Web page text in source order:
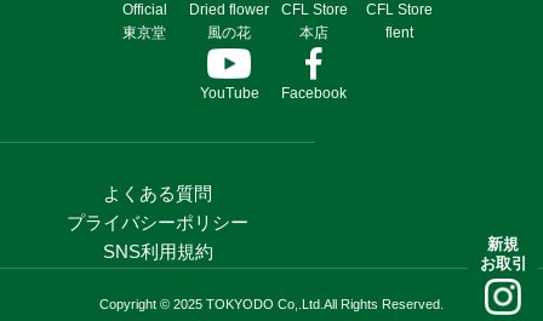
新規
お取引
Copyright © 2025 TOKYODO Co,.Ltd.All Rights Reserved.
Official
東京堂
Dried flower
風の花
CFL Store
本店
CFL Store
flent
YouTube Facebook
よくある質問
プライバシーポリシー
SNS利用規約